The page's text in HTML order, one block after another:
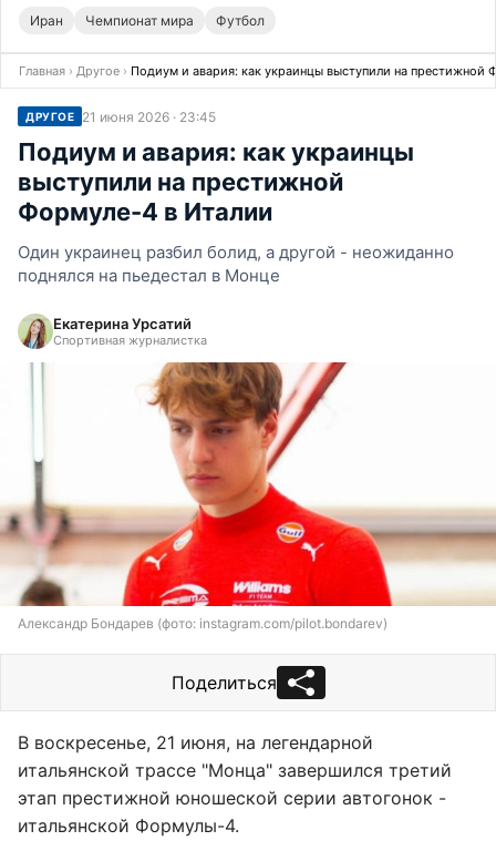
Иран Чемпионат мира Футбол
Главная › Другое › Подиум и авария: как украинцы выступили на престижной
ДРУГОЕ 21 июня 2026 · 23:45
Подиум и авария: как украинцы
выступили на престижной
Формуле-4 в Италии
Один украинец разбил болид, а другой - неожиданно
поднялся на пьедестал в Монце
Екатерина Урсатий
Спортивная журналистка
Александр Бондарев (фото: instagram.com/pilot.bondarev)
Поделиться
В воскресенье, 21 июня, на легендарной
итальянской трассе "Монца" завершился третий
этап престижной юношеской серии автогонок -
итальянской Формулы-4.